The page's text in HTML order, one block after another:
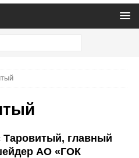
Таровитый, главный
АО «ГОК